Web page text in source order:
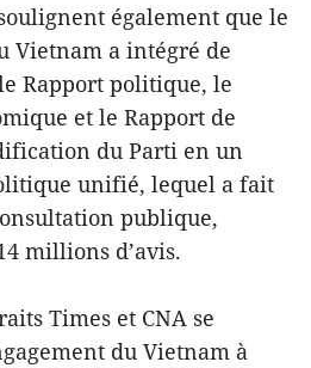
également que le
Vietnam a intégré de
Rapport politique, le
et le Rapport de
du Parti en un
unifié, lequel a fait
publique,
millions d’avis.
Times et CNA se
du Vietnam à